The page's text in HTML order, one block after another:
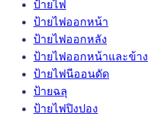
ป้ายไฟ
ป้ายไฟออกหน้า
ป้ายไฟออกหลัง
ป้ายไฟออกหน้าและข้าง
ป้ายไฟนีออนดัด
ป้ายฉลุ
ป้ายไฟปิงปอง